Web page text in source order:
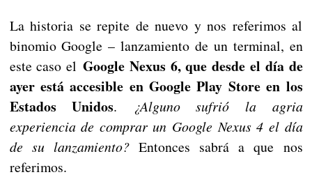
La historia se repite de nuevo y nos referimos al
binomio Google – lanzamiento de un terminal, en
este caso el Google Nexus 6, que desde el día de
ayer está accesible en Google Play Store en los
Estados Unidos.
¿Alguno sufrió la agria
experiencia de comprar un Google Nexus 4 el día
de su lanzamiento?Entonces sabrá a que nos
referimos.